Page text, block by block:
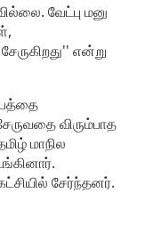
வேட்பு மனு
என்று
விரும்பாத
மாநில
சேர்ந்தனர்.